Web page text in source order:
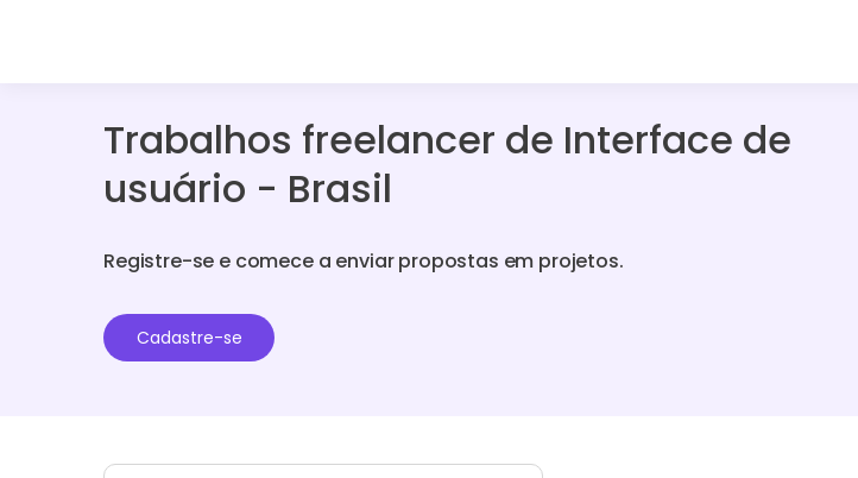
Trabalhos freelancer de Interface de
usuário - Brasil
Registre-se e comece a enviar propostas em projetos.
Cadastre-se